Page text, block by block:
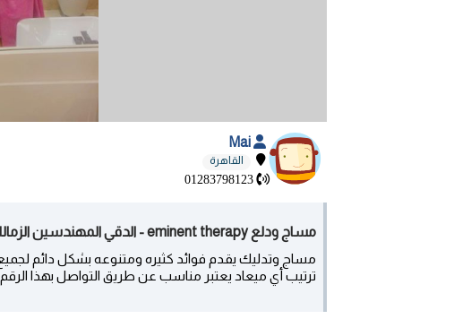
القاهرة
01283798123
مساج ودلع eminent therapy - الدقي المهندسين الزمالك الهرم الشيخ ز - القاهرة
مساج وتدليك يقدم فوائد كثيره ومتنوعه بشكل دائم لجميع
ترتيب أي ميعاد يعتبر مناسب عن طريق التواصل بهذا الرقم